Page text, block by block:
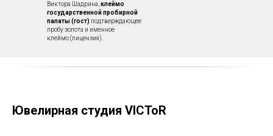
Виктора Шадрина,клеймо
государственной пробирной
палаты (гост) подтверждающее
пробу золота и именное
клеймо (лицензия).
Ювелирная студия VICToR